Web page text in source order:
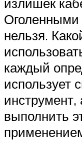
излишек
Оголенными
нельзя.
каждый
использует
инструмент,
выполнить